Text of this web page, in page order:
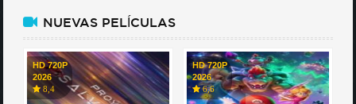
NUEVAS PELÍCULAS
HD 720P
2026
8,4
HD 720P
2026
6,6